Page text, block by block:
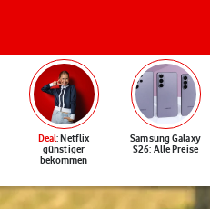
Deal: Netflix
günstiger
bekommen
Samsung Galaxy
S26: Alle Preise